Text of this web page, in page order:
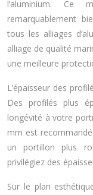
l’aluminium.
remarquablement
tous les alliages
alliage de qualité
une meilleure
L’épaisseur des
Des profilés plus
longévité à votre
mm est
un portillon plus
privilégiez des
Sur le plan